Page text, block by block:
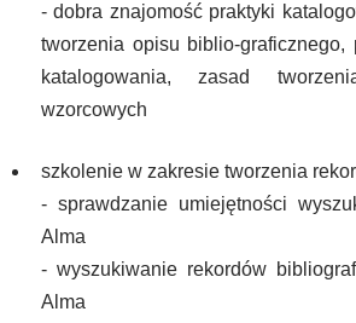
- dobra znajomość praktyki
tworzenia opisu biblio-graficznego,
katalogowania, zasad
wzorcowych
szkolenie w zakresie tworzenia
- sprawdzanie umiejętności
Alma
- wyszukiwanie rekordów
Alma